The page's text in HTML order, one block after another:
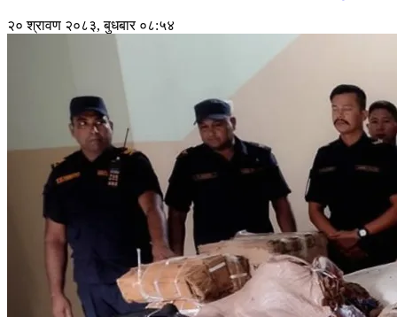
२० श्रावण २०८३, बुधबार ०८:५४